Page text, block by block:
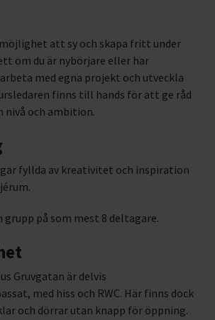
möjlighet att sy och skapa fritt under
om du är nybörjare eller har
med egna projekt och utveckla
finns till hands för att ge råd
nivå och ambition.
fyllda av kreativitet och inspiration
grupp på som mest 8 deltagare.
Gruvgatan är delvis
med hiss och RWC. Här finns dock
och dörrar utan knapp för öppning.